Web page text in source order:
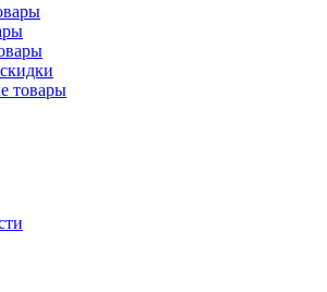
товары